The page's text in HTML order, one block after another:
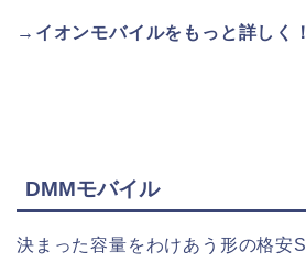
→イオンモバイルをもっと詳しく！
DMMモバイル
決まった容量をわけあう形の格安